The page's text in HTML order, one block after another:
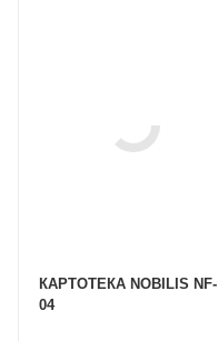
КАРТОТЕКА NOBILIS NF-
04